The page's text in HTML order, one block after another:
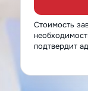
Стоимость
подтвердит